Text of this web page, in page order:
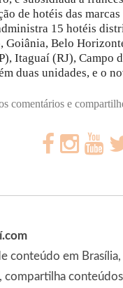
o de hotéis das
15 hotéis
Belo
Itaguaí (RJ),
duas unidades, e o
comentários e
conteúdo em
compartilha